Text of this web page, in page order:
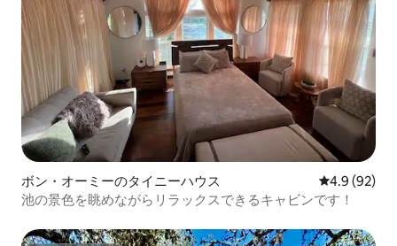
ボン・オーミーのタイニーハウス レビュー92
4.9 (92)
池の景色を眺めながらリラックスできるキャビンです！